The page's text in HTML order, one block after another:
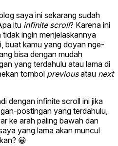
saya ini sekarang sudah
itu infinite scroll? Karena ini
tidak ingin menjelaskannya
buat kamu yang doyan nge-
bisa dengan mudah
yang terdahulu atau lama di
tombol previousatau next
dengan infinite scroll ini jika
postingan yang terdahulu,
ke arah paling bawah dan
yang lama akan muncul
😀